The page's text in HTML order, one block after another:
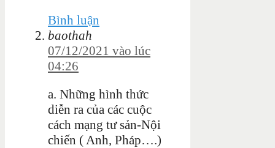
Bình luận
baothah
07/12/2021 vào lúc
04:26
a. Những hình thức
diễn ra của các cuộc
cách mạng tư sản-Nội
chiến ( Anh, Pháp….)